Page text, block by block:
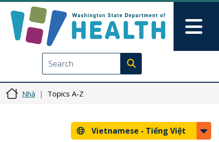
Execute search
Nhà Topics A-Z
Vietnamese - Tiếng Việt